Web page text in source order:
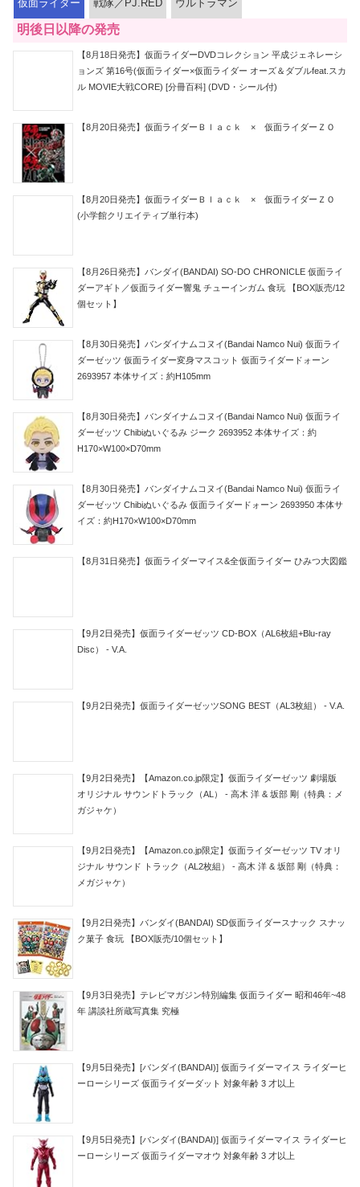
仮面ライダー 戦隊／PJ.RED ウルトラマン
明後日以降の発売
【8月18日発売】仮面ライダーDVDコレクション 平成ジェネレーシ
ョンズ 第16号(仮面ライダー×仮面ライダー オーズ＆ダブルfeat.スカ
ル MOVIE大戦CORE) [分冊百科] (DVD・シール付)
【8月20日発売】仮面ライダーＢｌａｃｋ × 仮面ライダーＺＯ
【8月20日発売】仮面ライダーＢｌａｃｋ × 仮面ライダーＺＯ
(小学館クリエイティブ単行本)
【8月26日発売】バンダイ(BANDAI) SO-DO CHRONICLE 仮面ライ
ダーアギト／仮面ライダー響鬼 チューインガム 食玩 【BOX販売/12
個セット】
【8月30日発売】バンダイナムコヌイ(Bandai Namco Nui) 仮面ライ
ダーゼッツ 仮面ライダー変身マスコット 仮面ライダードォーン
2693957 本体サイズ：約H105mm
【8月30日発売】バンダイナムコヌイ(Bandai Namco Nui) 仮面ライ
ダーゼッツ Chibiぬいぐるみ ジーク 2693952 本体サイズ：約
H170×W100×D70mm
【8月30日発売】バンダイナムコヌイ(Bandai Namco Nui) 仮面ライ
ダーゼッツ Chibiぬいぐるみ 仮面ライダードォーン 2693950 本体サ
イズ：約H170×W100×D70mm
【8月31日発売】仮面ライダーマイス&全仮面ライダー ひみつ大図鑑
【9月2日発売】仮面ライダーゼッツ CD-BOX（AL6枚組+Blu-ray
Disc） - V.A.
【9月2日発売】仮面ライダーゼッツSONG BEST（AL3枚組） - V.A.
【9月2日発売】【Amazon.co.jp限定】仮面ライダーゼッツ 劇場版
オリジナル サウンドトラック（AL） - 高木 洋 & 坂部 剛（特典：メ
ガジャケ）
【9月2日発売】【Amazon.co.jp限定】仮面ライダーゼッツ TV オリ
ジナル サウンド トラック（AL2枚組） - 高木 洋 & 坂部 剛（特典：
メガジャケ）
【9月2日発売】バンダイ(BANDAI) SD仮面ライダースナック スナッ
ク菓子 食玩 【BOX販売/10個セット】
【9月3日発売】テレビマガジン特別編集 仮面ライダー 昭和46年~48
年 講談社所蔵写真集 究極
【9月5日発売】[バンダイ(BANDAI)] 仮面ライダーマイス ライダーヒ
ーローシリーズ 仮面ライダーダット 対象年齢 3 才以上
【9月5日発売】[バンダイ(BANDAI)] 仮面ライダーマイス ライダーヒ
ーローシリーズ 仮面ライダーマオウ 対象年齢 3 才以上